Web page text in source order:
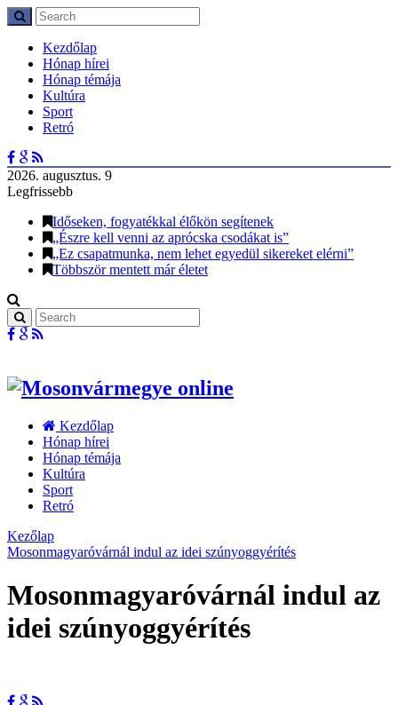
Kezdőlap
Hónap hírei
Hónap témája
Kultúra
Sport
Retró
2026. augusztus. 9
Legfrissebb
Időseken, fogyatékkal élőkön segítenek
„Észre kell venni az aprócska csodákat is”
„Ez csapatmunka, nem lehet egyedül sikereket elérni”
Többször mentett már életet
Kezdőlap
Hónap hírei
Hónap témája
Kultúra
Sport
Retró
Kezőlap
Mosonmagyaróvárnál indul az idei szúnyoggyérítés
Mosonmagyaróvárnál indul az
idei szúnyoggyérítés